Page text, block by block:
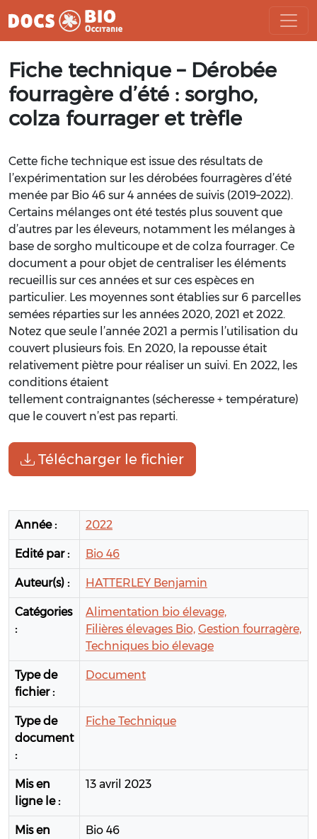
au
contenu
Fiche technique – Dérobée
fourragère d’été : sorgho,
colza fourrager et trèfle
Cette fiche technique est issue des résultats de
l’expérimentation sur les dérobées fourragères d’été
menée par Bio 46 sur 4 années de suivis (2019–2022).
Certains mélanges ont été testés plus souvent que
d’autres par les éleveurs, notamment les mélanges à
base de sorgho multicoupe et de colza fourrager. Ce
document a pour objet de centraliser les éléments
recueillis sur ces années et sur ces espèces en
particulier. Les moyennes sont établies sur 6 parcelles
semées réparties sur les années 2020, 2021 et 2022.
Notez que seule l’année 2021 a permis l’utilisation du
couvert plusieurs fois. En 2020, la repousse était
relativement piètre pour réaliser un suivi. En 2022, les
conditions étaient
tellement contraignantes (sécheresse + température)
que le couvert n’est pas reparti.
Télécharger le fichier
Année : 2022
Edité par : Bio 46
Auteur(s) : HATTERLEY Benjamin
Catégories
:
Alimentation bio élevage,
Filières élevages Bio, Gestion fourragère,
Techniques bio élevage
Type de
fichier :
Document
Type de
document
:
Fiche Technique
Mis en
ligne le :
13 avril 2023
Mis en
Bio 46